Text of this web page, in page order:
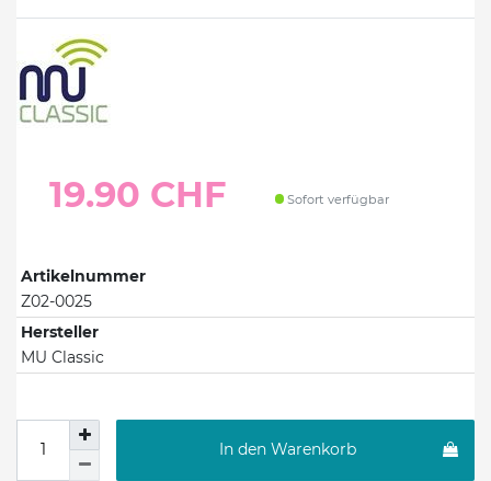
19.90 CHF Sofort verfügbar
Artikelnummer
Z02-0025
Hersteller
MU Classic
In den Warenkorb